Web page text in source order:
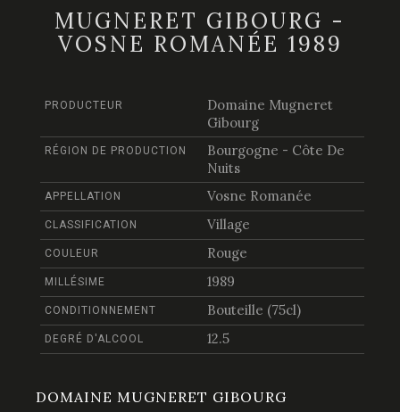
MUGNERET GIBOURG -
VOSNE ROMANÉE 1989
PRODUCTEUR
Domaine Mugneret
Gibourg
RÉGION DE PRODUCTION
Bourgogne - Côte De
Nuits
APPELLATION Vosne Romanée
CLASSIFICATION Village
COULEUR Rouge
MILLÉSIME 1989
CONDITIONNEMENT Bouteille (75cl)
DEGRÉ D'ALCOOL 12.5
DOMAINE MUGNERET GIBOURG